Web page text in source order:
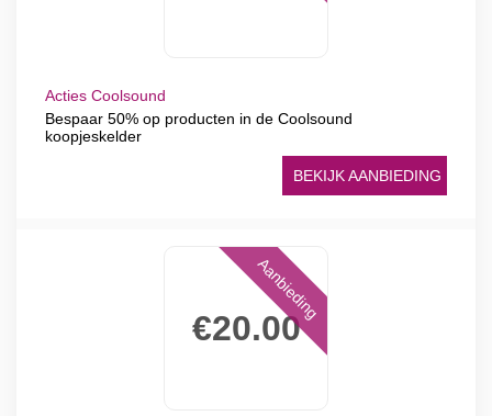
Acties Coolsound
Bespaar 50% op producten in de Coolsound
koopjeskelder
BEKIJK AANBIEDING
€20.00
Aanbieding